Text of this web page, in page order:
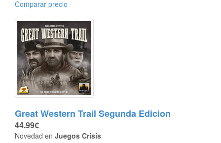
Comparar precio
Great Western Trail Segunda Edicion
44.99€
Novedad en Juegos Crisis